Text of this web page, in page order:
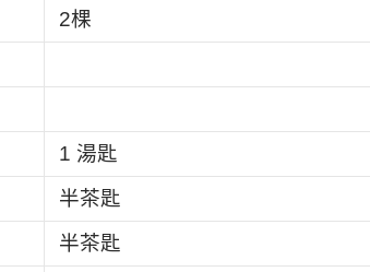
2棵
1 湯匙
半茶匙
半茶匙